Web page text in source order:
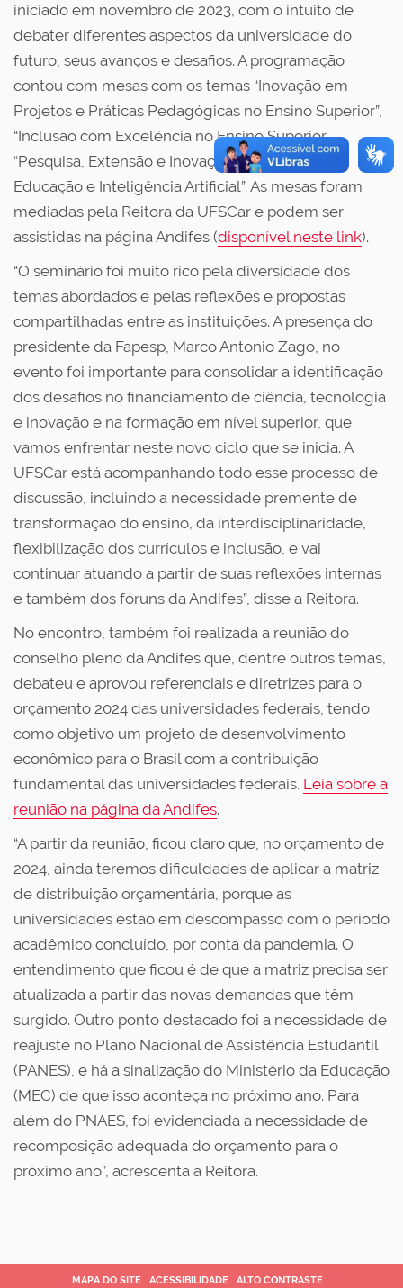
iniciado em novembro de 2023, com o intuito de
debater diferentes aspectos da universidade do
futuro, seus avanços e desafios. A programação
contou com mesas com os temas “Inovação em
Projetos e Práticas Pedagógicas no Ensino Superior”,
“Inclusão com Excelência no Ensino Superior,
“Pesquisa, Extensão e Inovação” e “Tecnologias,
Educação e Inteligência Artificial”. As mesas foram
mediadas pela Reitora da UFSCar e podem ser
assistidas na página Andifes (disponível neste link).
“O seminário foi muito rico pela diversidade dos
temas abordados e pelas reflexões e propostas
compartilhadas entre as instituições. A presença do
presidente da Fapesp, Marco Antonio Zago, no
evento foi importante para consolidar a identificação
dos desafios no financiamento de ciência, tecnologia
e inovação e na formação em nível superior, que
vamos enfrentar neste novo ciclo que se inicia. A
UFSCar está acompanhando todo esse processo de
discussão, incluindo a necessidade premente de
transformação do ensino, da interdisciplinaridade,
flexibilização dos currículos e inclusão, e vai
continuar atuando a partir de suas reflexões internas
e também dos fóruns da Andifes”, disse a Reitora.
No encontro, também foi realizada a reunião do
conselho pleno da Andifes que, dentre outros temas,
debateu e aprovou referenciais e diretrizes para o
orçamento 2024 das universidades federais, tendo
como objetivo um projeto de desenvolvimento
econômico para o Brasil com a contribuição
fundamental das universidades federais. Leia sobre a
reunião na página da Andifes.
“A partir da reunião, ficou claro que, no orçamento de
2024, ainda teremos dificuldades de aplicar a matriz
de distribuição orçamentária, porque as
universidades estão em descompasso com o período
acadêmico concluído, por conta da pandemia. O
entendimento que ficou é de que a matriz precisa ser
atualizada a partir das novas demandas que têm
surgido. Outro ponto destacado foi a necessidade de
reajuste no Plano Nacional de Assistência Estudantil
(PANES), e há a sinalização do Ministério da Educação
(MEC) de que isso aconteça no próximo ano. Para
além do PNAES, foi evidenciada a necessidade de
recomposição adequada do orçamento para o
próximo ano”, acrescenta a Reitora.
MAPA DO SITE ACESSIBILIDADE ALTO CONTRASTE